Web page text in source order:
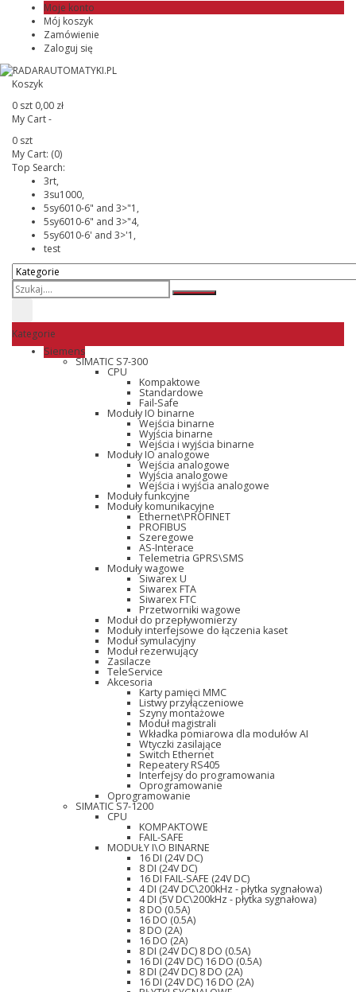
Moje konto
Mój koszyk
Zamówienie
Zaloguj się
Koszyk
0 szt 0,00 zł
My Cart -
0 szt
My Cart: (0)
Top Search:
3rt,
3su1000,
5sy6010-6" and 3>"1,
5sy6010-6" and 3>"4,
5sy6010-6' and 3>'1,
test
Kategorie
Siemens
SIMATIC S7-300
CPU
Kompaktowe
Standardowe
Fail-Safe
Moduły IO binarne
Wejścia binarne
Wyjścia binarne
Wejścia i wyjścia binarne
Moduły IO analogowe
Wejścia analogowe
Wyjścia analogowe
Wejścia i wyjścia analogowe
Moduły funkcyjne
Moduły komunikacyjne
Ethernet\PROFINET
PROFIBUS
Szeregowe
AS-Interace
Telemetria GPRS\SMS
Moduły wagowe
Siwarex U
Siwarex FTA
Siwarex FTC
Przetworniki wagowe
Moduł do przepływomierzy
Moduły interfejsowe do łączenia kaset
Moduł symulacyjny
Moduł rezerwujący
Zasilacze
TeleService
Akcesoria
Karty pamięci MMC
Listwy przyłączeniowe
Szyny montażowe
Moduł magistrali
Wkładka pomiarowa dla modułów AI
Wtyczki zasilające
Switch Ethernet
Repeatery RS405
Interfejsy do programowania
Oprogramowanie
Oprogramowanie
SIMATIC S7-1200
CPU
KOMPAKTOWE
FAIL-SAFE
MODUŁY I\O BINARNE
16 DI (24V DC)
8 DI (24V DC)
16 DI FAIL-SAFE (24V DC)
4 DI (24V DC\200kHz - płytka sygnałowa)
4 DI (5V DC\200kHz - płytka sygnałowa)
8 DO (0.5A)
16 DO (0.5A)
8 DO (2A)
16 DO (2A)
8 DI (24V DC) 8 DO (0.5A)
16 DI (24V DC) 16 DO (0.5A)
8 DI (24V DC) 8 DO (2A)
16 DI (24V DC) 16 DO (2A)